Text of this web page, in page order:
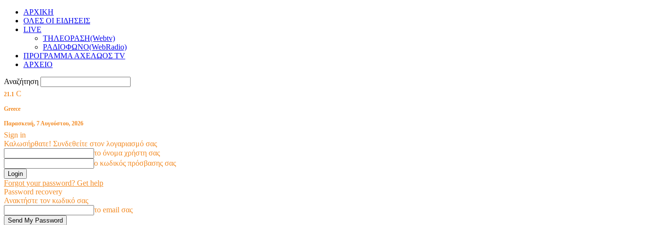
ΑΡΧΙΚΗ
ΟΛΕΣ ΟΙ ΕΙΔΗΣΕΙΣ
LIVE
ΤΗΛΕΟΡΑΣΗ(Webtv)
ΡΑΔΙΟΦΩΝΟ(WebRadio)
ΠΡΟΓΡΑΜΜΑ ΑΧΕΛΩΟΣ TV
ΑΡΧΕΙΟ
Αναζήτηση
21.1 C
Greece
Παρασκευή, 7 Αυγούστου, 2026
Sign in
Καλωσήρθατε! Συνδεθείτε στον λογαριασμό σας
το όνομα χρήστη σας
ο κωδικός πρόσβασης σας
Forgot your password? Get help
Password recovery
Ανακτήστε τον κωδικό σας
το email σας